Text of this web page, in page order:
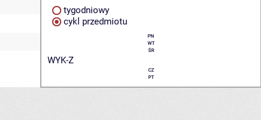
tygodniowy
cykl przedmiotu
PN
WT
ŚR
WYK-Z
CZ
PT